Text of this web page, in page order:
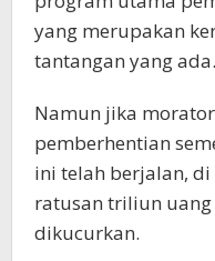
yang merupakan
tantangan yang ada.
Namun jika
pemberhentian
ini telah berjalan,
ratusan triliun
dikucurkan.